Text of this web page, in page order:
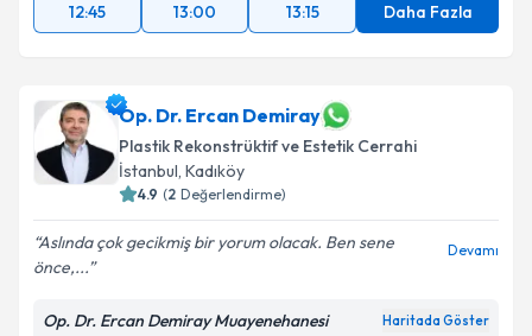
12:45
13:00 13:15 Daha Fazla
Op. Dr. Ercan Demiray
Plastik Rekonstrüktif ve Estetik Cerrahi
İstanbul, Kadıköy
4.9 (2 Değerlendirme)
Aslında çok gecikmiş bir yorum olacak. Ben sene
önce,...
Devamı
Op. Dr. Ercan Demiray Muayenehanesi Haritada Göster